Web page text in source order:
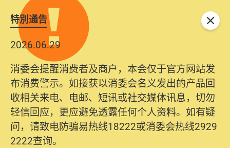
特別通告
2026.06.29
消委会提醒消费者及商户，本会仅于官方网站发
布消费警示。如接获以消委会名义发出的产品回
收相关来电、电邮、短讯或社交媒体讯息，切勿
轻信回应，更应避免透露任何个人资料。如有疑
问，请致电防骗易热线18222或消委会热线2929
2222查询。
2025.10.31
为提升使用者体验及网络安全，本会的投诉处理
系统已经进行升级及推出新功能。由2025年11月
10日起，消费者需要提供基本联络资料（包括姓
名、电邮及电话）注册帐户，才可提交投诉、查
询及建议。所有提交纪录将清晰整合于帐户中，
方便日后作出跟进。
关闭